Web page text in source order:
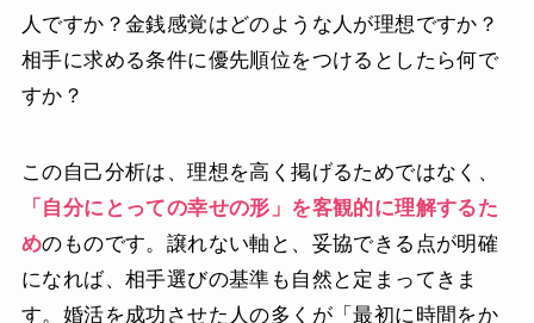
人ですか？金銭感覚はどのような人が理想ですか？
相手に求める条件に優先順位をつけるとしたら何で
すか？
この自己分析は、理想を高く掲げるためではなく、
「自分にとっての幸せの形」を客観的に理解するた
めのものです。譲れない軸と、妥協できる点が明確
になれば、相手選びの基準も自然と定まってきま
す。婚活を成功させた人の多くが「最初に時間をか